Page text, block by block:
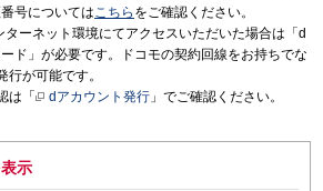
号についてはこちら をご確認ください。
ーネット環境にてアクセスいただいた場合は「d
ド」が必要です。ドコモの契約回線をお持ちでな
行が可能です。
は「
dアカウント発行 」でご確認ください。
示